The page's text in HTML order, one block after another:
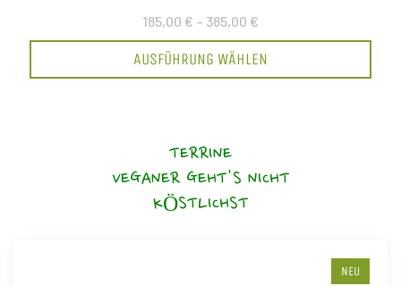
185,00 € – 385,00 €
AUSFÜHRUNG WÄHLEN
TERRINE
VEGANER GEHT'S NICHT
KÖSTLICHST
NEU